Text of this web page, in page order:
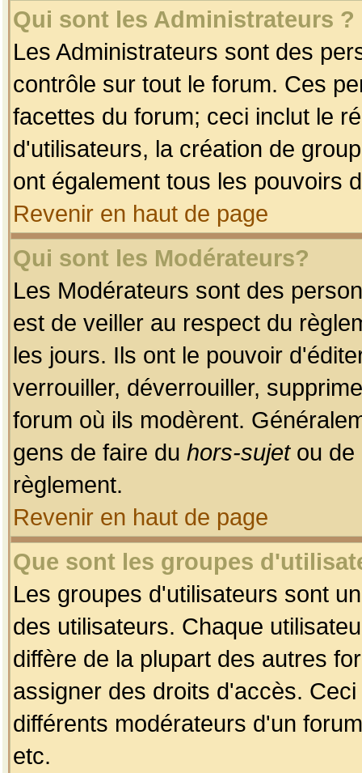
Qui sont les Administrateurs ?
Les Administrateurs sont des
contrôle sur tout le forum. Ces
facettes du forum; ceci inclut le
d'utilisateurs, la création de
ont également tous les pouvoirs
Revenir en haut de page
Qui sont les Modérateurs?
Les Modérateurs sont des
est de veiller au respect du
les jours. Ils ont le pouvoir
verrouiller, déverrouiller,
forum où ils modèrent.
gens de faire du hors-sujetou de
règlement.
Revenir en haut de page
Que sont les groupes
Les groupes d'utilisateurs sont
des utilisateurs. Chaque
diffère de la plupart des autres
assigner des droits d'accès.
différents modérateurs d'un
etc.